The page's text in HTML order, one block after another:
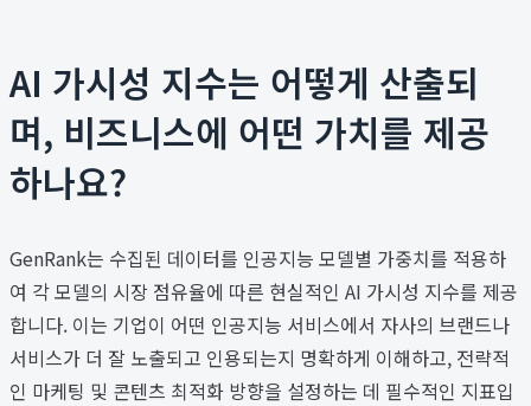
AI 가시성 지수는 어떻게 산출되
며, 비즈니스에 어떤 가치를 제공
하나요?
GenRank는 수집된 데이터를 인공지능 모델별 가중치를 적용하
여 각 모델의 시장 점유율에 따른 현실적인 AI 가시성 지수를 제공
합니다. 이는 기업이 어떤 인공지능 서비스에서 자사의 브랜드나
서비스가 더 잘 노출되고 인용되는지 명확하게 이해하고, 전략적
인 마케팅 및 콘텐츠 최적화 방향을 설정하는 데 필수적인 지표입